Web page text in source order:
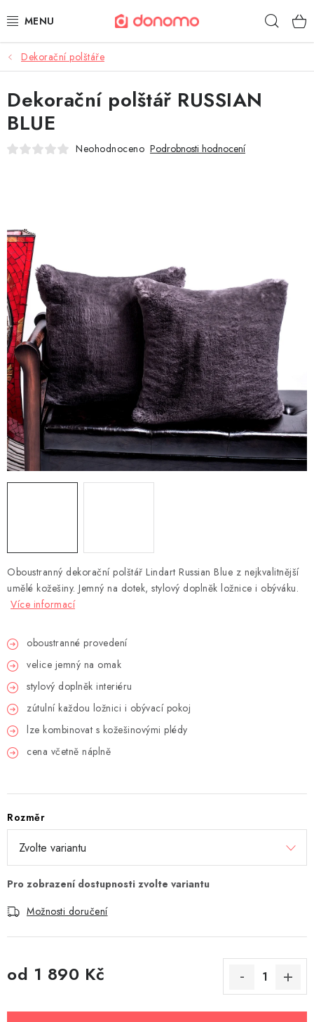
na
POLŠTÁŘE A PŘIKRÝVKY
MATRACE A TOPPERY
NÁBYTEK
TEXTIL A KOBERCE
POSTELE A ROŠTY
DEKORACE
Kontakty
Doprava a platba
Výměna, reklamace a vrácení zboží
Obchodní podmínky
O nás
Spolupráce s námi
Jak správně vybrat
Podmínky ochrany osobních údajů
Cookies Úvod
Dekorační polštáře
Oboustranný dekorační polštář Lindart Russian Blue z nejkvalitnější
umělé kožešiny. Jemný na dotek, stylový doplněk ložnice i obýváku.
Více informací
oboustranné provedení
velice jemný na omak
stylový doplněk interiéru
zútulní každou ložnici i obývací pokoj
lze kombinovat s kožešinovými plédy
cena včetně náplně
Rozměr
Možnosti doručení
od 1 890 Kč
Dekorační polštář RUSSIAN
BLUE
Neohodnoceno Podrobnosti hodnocení